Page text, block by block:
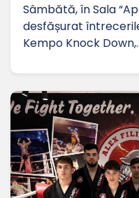
Sâmbătă, în Sala
desfășurat
Kempo Knock